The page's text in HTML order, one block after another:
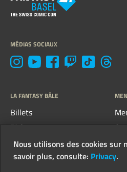
MÉDIAS SOCIAUX
LA FANTASY BÂLE
Billets
FAQ
Contact
Newsletter
Nous utilisons des cookies sur
savoir plus, consulte: Privacy.